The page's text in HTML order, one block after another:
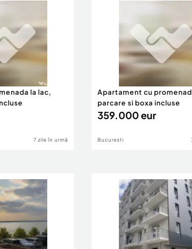
la lac,
7 zile în urmă
Apartament cu
parcare si boxa incluse
359.000 eur
Bucuresti